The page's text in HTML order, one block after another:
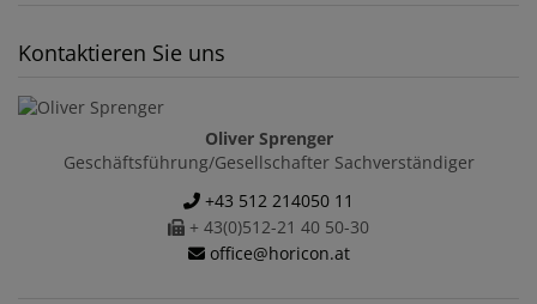
Kontaktieren Sie uns
Oliver Sprenger
Geschäftsführung/Gesellschafter Sachverständiger
+43 512 214050 11
+ 43(0)512-21 40 50-30
office@horicon.at